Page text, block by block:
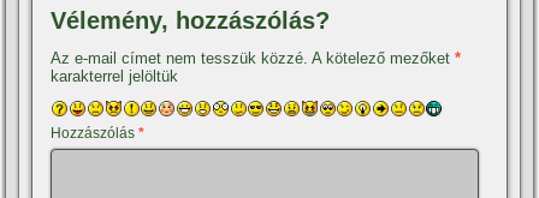
Vélemény, hozzászólás?
Az e-mail címet nem tesszük közzé. A kötelező mezőket*
karakterrel jelöltük
Hozzászólás*